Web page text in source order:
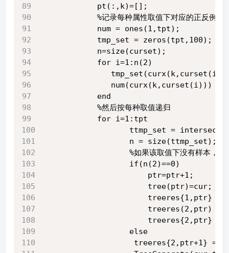
            pt(:,k)=[];
%记录每种属性取值下对应的正反例各
            num = ones(1,tpt);
            tmp_set = zeros(tpt,100);
            n=size(curset);
            for i=1:n(2)
num(curx(k,curset(i))) =
            end
            %然后按每种取值递归
            for i=1:tpt
ttmp_set =
                   n = size(ttmp_set);
%如果该取值下没有样本，不
                   if(n(2)==0)
                       ptr=ptr+1;
                       tree(ptr)=cur;
treeres{1,ptr} =
treeres(2,ptr) =
treeres{2,ptr} =
                   else
treeres{2,ptr+1} =